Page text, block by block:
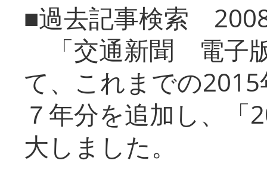
■過去記事検索
「交通新聞 電子
て、これまでの
７年分を追加し、「
大しまし